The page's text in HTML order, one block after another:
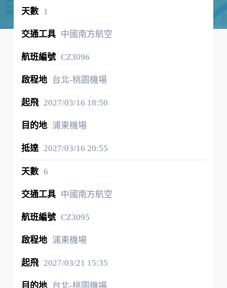
1
中國南方航空
CZ3096
台北-桃園機場
2027/03/16 18:50
浦東機場
2027/03/16 20:55
6
中國南方航空
CZ3095
浦東機場
2027/03/21 15:35
台北-桃園機場